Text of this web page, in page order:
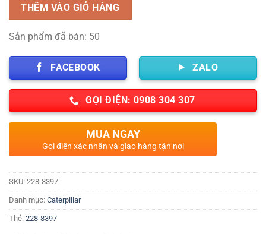
THÊM VÀO GIỎ HÀNG
Sản phẩm đã bán: 50
FACEBOOK ZALO
GỌI ĐIỆN: 0908 304 307
MUA NGAY
Gọi điện xác nhận và giao hàng tận nơi
SKU: 228-8397
Danh mục: Caterpillar
Thẻ: 228-8397